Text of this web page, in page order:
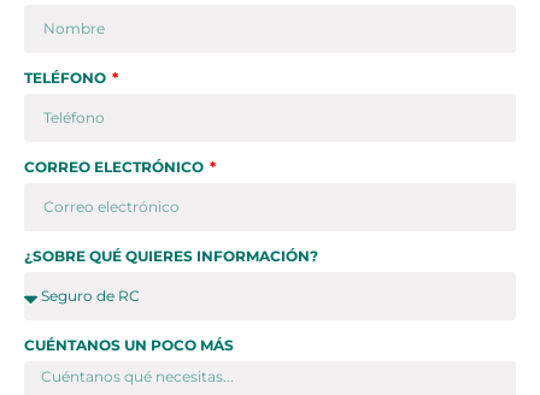
TELÉFONO
CORREO ELECTRÓNICO
¿SOBRE QUÉ QUIERES INFORMACIÓN?
CUÉNTANOS UN POCO MÁS